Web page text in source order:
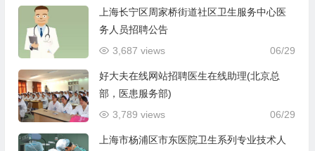
上海长宁区周家桥街道社区卫生服务中心医
务人员招聘公告
06/29
3,687 views
好大夫在线网站招聘医生在线助理(北京总
部，医患服务部)
06/29
3,789 views
上海市杨浦区市东医院卫生系列专业技术人